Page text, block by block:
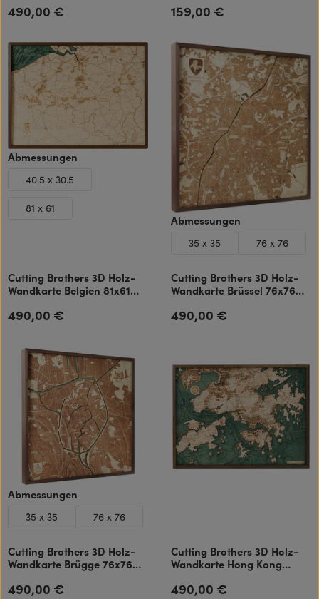
Regulärer Preis:
490,00 € Regulärer Preis:
159,00 €
Abmessungen
40.5 x 30.5
81 x 61
Cutting Brothers 3D Holz-
Wandkarte Belgien 81x61
Regulärer Preis:
490,00 €
Abmessungen
35 x 35 76 x 76
Cutting Brothers 3D Holz-
Wandkarte Brüssel 76x76
Regulärer Preis:
490,00 €
Abmessungen
35 x 35 76 x 76
Cutting Brothers 3D Holz-
Wandkarte Brügge 76x76
Regulärer Preis:
490,00 €
Cutting Brothers 3D Holz-
Wandkarte Hong Kong
Regulärer Preis:
490,00 €